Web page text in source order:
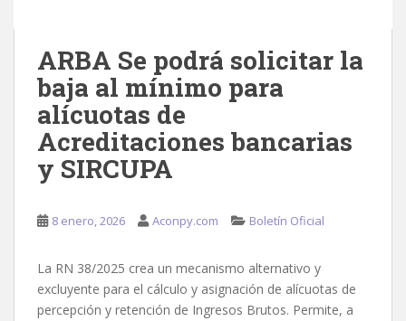
ARBA Se podrá solicitar la
baja al mínimo para
alícuotas de
Acreditaciones bancarias
y SIRCUPA
8 enero, 2026 Aconpy.com Boletín Oficial
La RN 38/2025 crea un mecanismo alternativo y
excluyente para el cálculo y asignación de alícuotas de
percepción y retención de Ingresos Brutos. Permite, a